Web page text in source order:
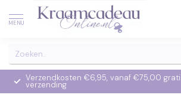
MENU
Verzendkosten €6,95, vanaf €75,00
verzending